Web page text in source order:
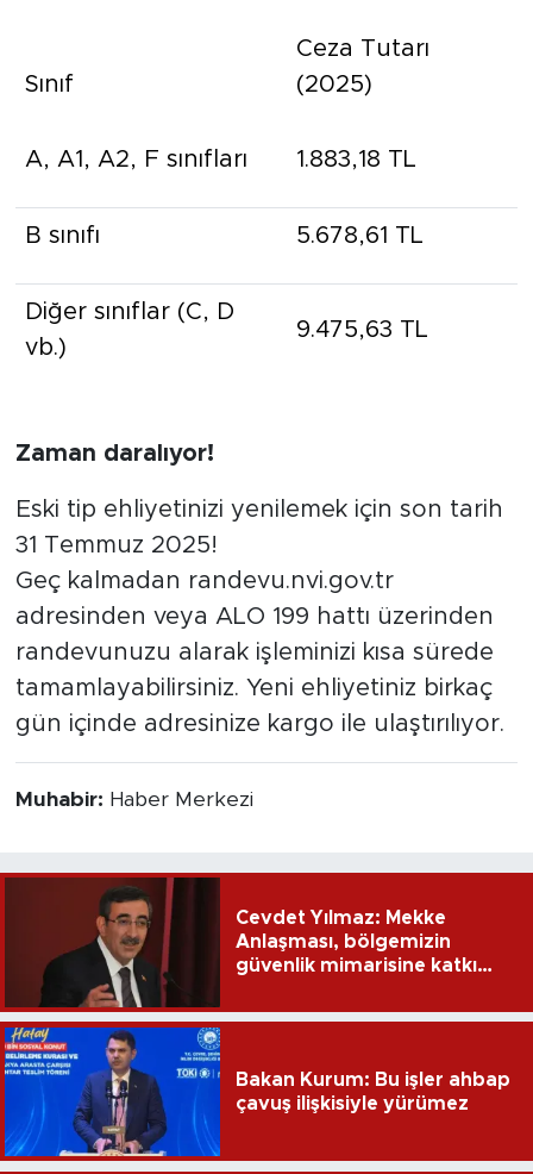
Sınıf
Ceza Tutarı
(2025)
A, A1, A2, F sınıfları 1.883,18 TL
B sınıfı 5.678,61 TL
Diğer sınıflar (C, D
vb.)
9.475,63 TL
Zaman daralıyor!
Eski tip ehliyetinizi yenilemek için son tarih
31 Temmuz 2025!
Geç kalmadan randevu.nvi.gov.tr
adresinden veya ALO 199 hattı üzerinden
randevunuzu alarak işleminizi kısa sürede
tamamlayabilirsiniz. Yeni ehliyetiniz birkaç
gün içinde adresinize kargo ile ulaştırılıyor.
Muhabir: Haber Merkezi
Cevdet Yılmaz: Mekke
Anlaşması, bölgemizin
güvenlik mimarisine katkı
Bakan Kurum: Bu işler ahbap
çavuş ilişkisiyle yürümez